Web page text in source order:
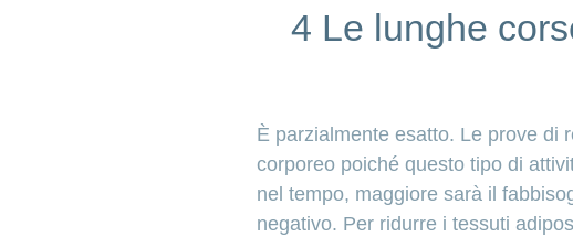
4 Le lunghe
È parzialmente esatto. Le prove di
corporeo poiché questo tipo di
nel tempo, maggiore sarà il
negativo. Per ridurre i tessuti